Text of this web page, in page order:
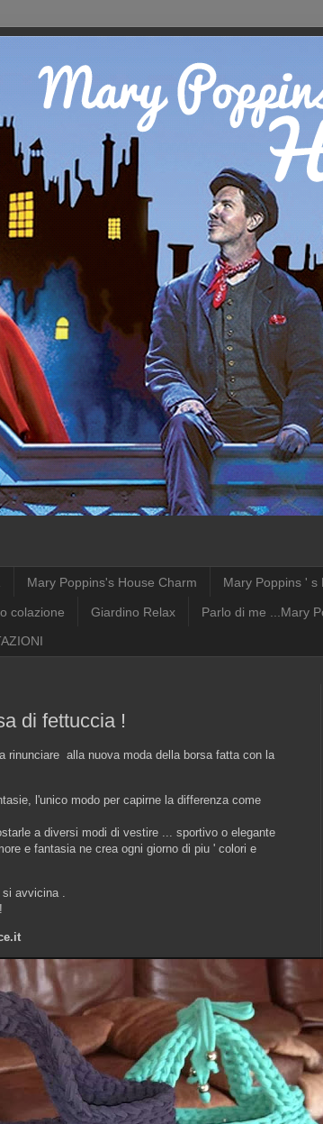
Mary Poppins's House Charm Mary Poppins ' s
colazione Giardino Relax Parlo di me ...Mary
di fettuccia !
rinunciare alla nuova moda della borsa fatta con la
l'unico modo per capirne la differenza come
a diversi modi di vestire ... sportivo o elegante
e fantasia ne crea ogni giorno di piu ' colori e
avvicina .